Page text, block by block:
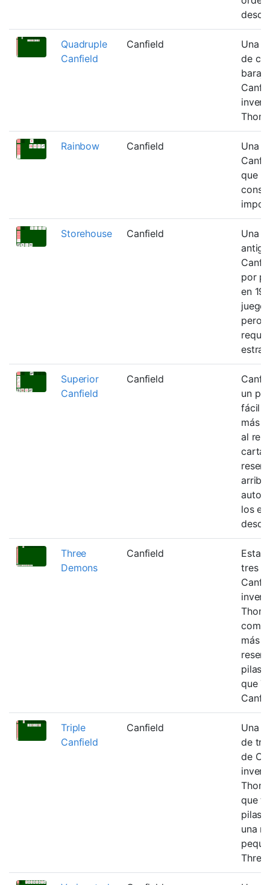
Quadruple
Canfield
Canfield
Una
de
Rainbow Canfield
Una
que
Storehouse Canfield
Una
por
en
juego
pero
Superior
Canfield
Canfield
un
fácil
más
al
arriba
los
Three
Demons
Canfield
Esta
tres
más
pilas
que
Triple
Canfield
Canfield
Una
de
de
que
pilas
una
Three